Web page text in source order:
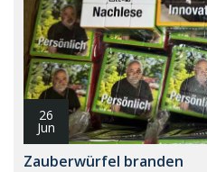
26
Jun
Zauberwürfel branden